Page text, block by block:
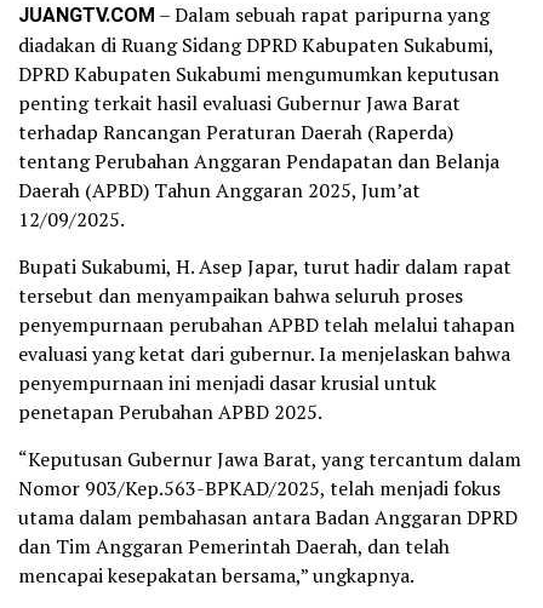
JUANGTV.COM – Dalam sebuah rapat paripurna yang
diadakan di Ruang Sidang DPRD Kabupaten Sukabumi,
DPRD Kabupaten Sukabumi mengumumkan keputusan
penting terkait hasil evaluasi Gubernur Jawa Barat
terhadap Rancangan Peraturan Daerah (Raperda)
tentang Perubahan Anggaran Pendapatan dan Belanja
Daerah (APBD) Tahun Anggaran 2025, Jum’at
12/09/2025.
Bupati Sukabumi, H. Asep Japar, turut hadir dalam rapat
tersebut dan menyampaikan bahwa seluruh proses
penyempurnaan perubahan APBD telah melalui tahapan
evaluasi yang ketat dari gubernur. Ia menjelaskan bahwa
penyempurnaan ini menjadi dasar krusial untuk
penetapan Perubahan APBD 2025.
“Keputusan Gubernur Jawa Barat, yang tercantum dalam
Nomor 903/Kep.563-BPKAD/2025, telah menjadi fokus
utama dalam pembahasan antara Badan Anggaran DPRD
dan Tim Anggaran Pemerintah Daerah, dan telah
mencapai kesepakatan bersama,” ungkapnya.